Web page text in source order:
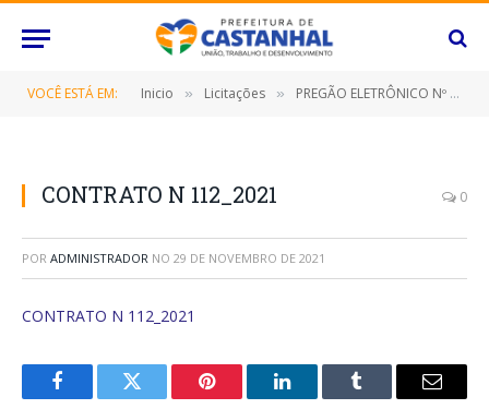
VOCÊ ESTÁ EM: Inicio » Licitações » PREGÃO ELETRÔNICO Nº 068/2021-SRP (CONTRATAÇÃO DE EMPRESA ESPECIALIZADA PARA PRESTAÇÃO DE SERVIÇOS DE INSTALAÇÃO, ATIVAÇÃO, OPERAÇÃO E MANUTENÇÃO DE PONTOS DE CONEXÕES)
CONTRATO N 112_2021 0
POR ADMINISTRADOR NO 29 DE NOVEMBRO DE 2021
CONTRATO N 112_2021
FacebookTwitter Pinterest O
Tumblr
E-